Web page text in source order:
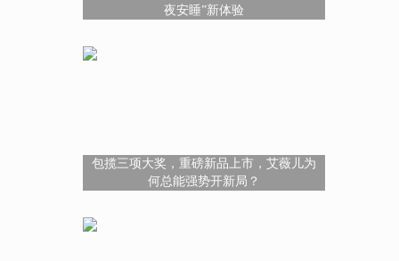
夜安睡”新体验
包揽三项大奖，重磅新品上市，艾薇儿为
何总能强势开新局？